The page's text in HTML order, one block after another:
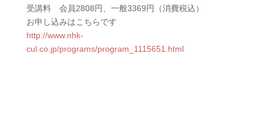
受講料 会員2808円、一般3369円（消費税込）
お申し込みはこちらです
http://www.nhk-
cul.co.jp/programs/program_1115651.html